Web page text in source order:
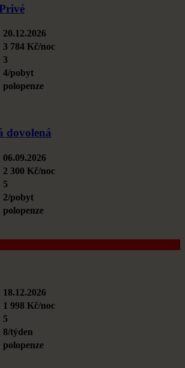
20.12.2026
3 784 Kč/noc
3
4/pobyt
polopenze
dovolená
06.09.2026
2 300 Kč/noc
5
2/pobyt
polopenze
18.12.2026
1 998 Kč/noc
5
8/týden
polopenze